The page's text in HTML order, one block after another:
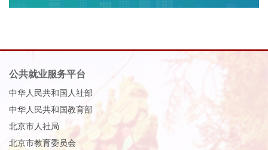
公共就业服务平台
中华人民共和国人社部
中华人民共和国教育部
北京市人社局
北京市教育委员会